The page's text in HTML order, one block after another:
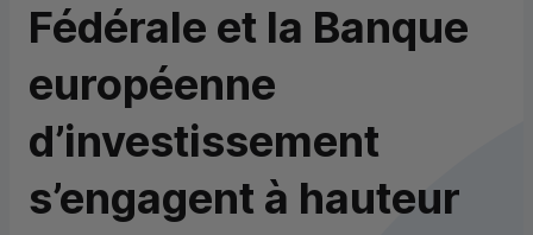
Fédérale et la Banque
européenne
d’investissement
s’engagent à hauteur